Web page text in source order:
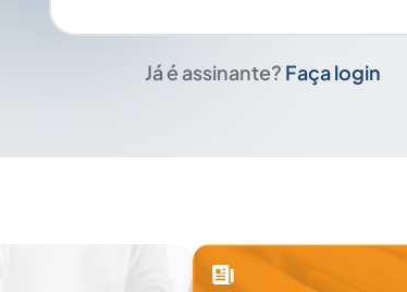
Já é assinante? Faça login